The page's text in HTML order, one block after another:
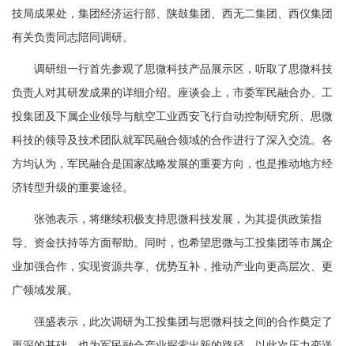
技局成果处，集团经济运行部、陕鼓集团、西无二集团、西仪集团
有关负责同志陪同调研。
调研组一行首先参观了思微科技产品展示区，听取了思微科技
负责人对其研发成果的详细介绍。座谈会上，市委军民融合办、工
投集团及下属企业领导与航空工业西安飞行自动控制研究所、思微
科技的领导及技术团队就军民融合领域的合作进行了深入交流。各
方均认为，军民融合是国家战略发展的重要方向，也是推动地方经
济转型升级的重要途径。
张弛表示，将继续积极支持思微科技发展，为其提供政策指
导、资金扶持等方面帮助。同时，也希望思微与工投集团等市属企
业加强合作，实现资源共享、优势互补，推动产业向更高层次、更
广领域发展。
强盛表示，此次调研为工投集团与思微科技之间的合作奠定了